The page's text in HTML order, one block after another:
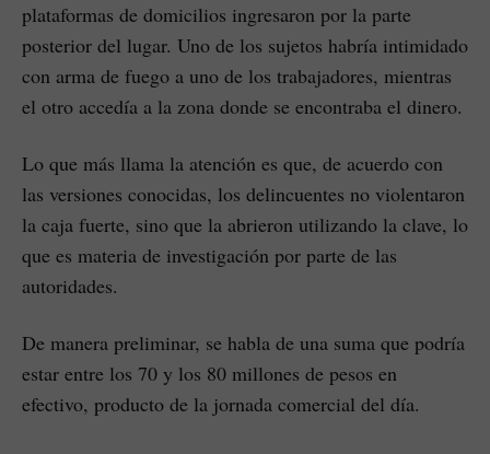
plataformas de domicilios ingresaron por la parte
posterior del lugar. Uno de los sujetos habría intimidado
con arma de fuego a uno de los trabajadores, mientras
el otro accedía a la zona donde se encontraba el dinero.
Lo que más llama la atención es que, de acuerdo con
las versiones conocidas, los delincuentes no violentaron
la caja fuerte, sino que la abrieron utilizando la clave, lo
que es materia de investigación por parte de las
autoridades.
De manera preliminar, se habla de una suma que podría
estar entre los 70 y los 80 millones de pesos en
efectivo, producto de la jornada comercial del día.